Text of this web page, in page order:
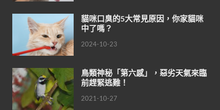
貓咪口臭的5大常見原因，你家貓咪
中了嗎？
2024-10-23
鳥類神秘「第六感」，惡劣天氣來臨
前趕緊逃難！
2021-10-27